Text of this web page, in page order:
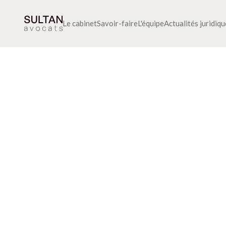
Le cabinetSavoir-faireL'équipeActualités